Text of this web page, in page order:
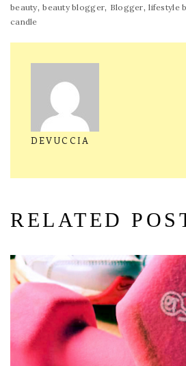
beauty,beauty blogger, Blogger,lifestyle
candle
DEVUCCIA
RELATED